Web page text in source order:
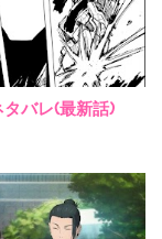
バレ(最新話)